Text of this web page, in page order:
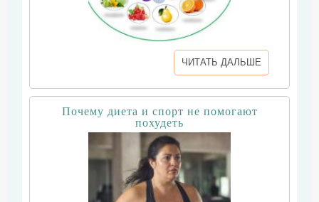
ЧИТАТЬ ДАЛЬШЕ
Почему диета и спорт не помогают
похудеть